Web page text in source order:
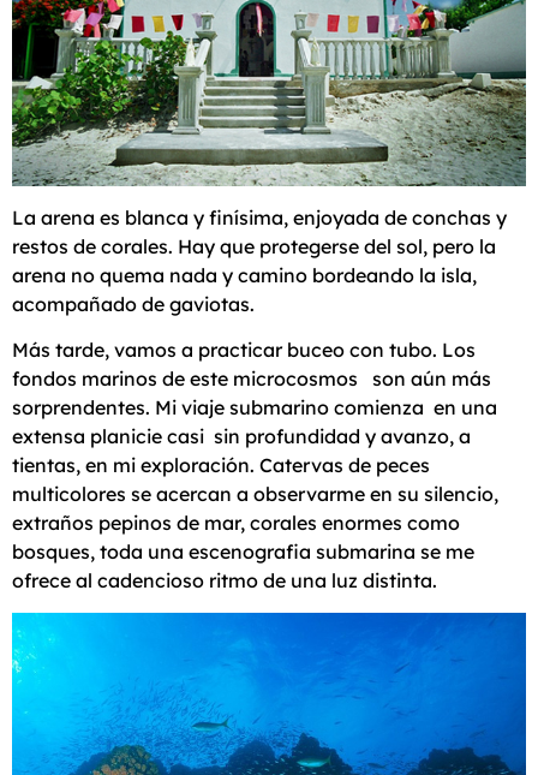
La arena es blanca y finísima, enjoyada de conchas y
restos de corales. Hay que protegerse del sol, pero la
arena no quema nada y camino bordeando la isla,
acompañado de gaviotas.
Más tarde, vamos a practicar buceo con tubo. Los
fondos marinos de este microcosmos son aún más
sorprendentes. Mi viaje submarino comienza en una
extensa planicie casi sin profundidad y avanzo, a
tientas, en mi exploración. Catervas de peces
multicolores se acercan a observarme en su silencio,
extraños pepinos de mar, corales enormes como
bosques, toda una escenografia submarina se me
ofrece al cadencioso ritmo de una luz distinta.